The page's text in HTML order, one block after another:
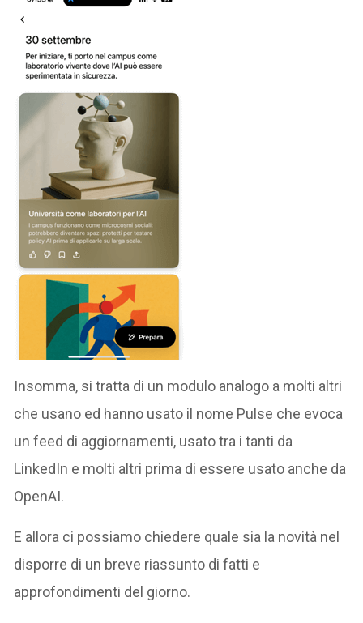
Insomma, si tratta di un modulo analogo a molti altri
che usano ed hanno usato il nome Pulse che evoca
un feed di aggiornamenti, usato tra i tanti da
LinkedIn e molti altri prima di essere usato anche da
OpenAI.
E allora ci possiamo chiedere quale sia la novità nel
disporre di un breve riassunto di fatti e
approfondimenti del giorno.